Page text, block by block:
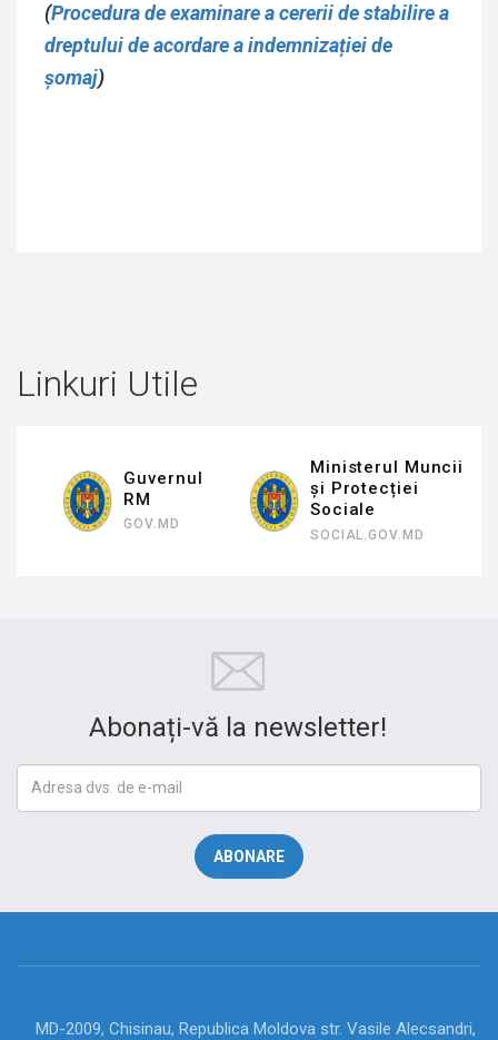
(Procedura de examinare a cererii de stabilire a
dreptului de acordare a indemnizației de
șomaj)
Linkuri Utile
Guvernul
RM
GOV.MD
Ministerul Muncii
și Protecției
Sociale
SOCIAL.GOV.MD
Abonați-vă la newsletter!
MD-2009, Chisinau, Republica Moldova str. Vasile Alecsandri,